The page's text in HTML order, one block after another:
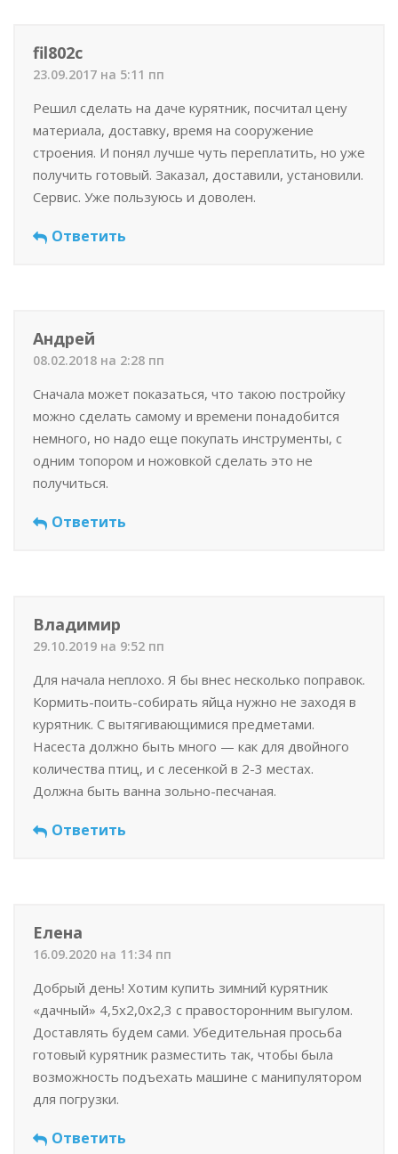
fil802c
23.09.2017 на 5:11 пп
Решил сделать на даче курятник, посчитал цену
материала, доставку, время на сооружение
строения. И понял лучше чуть переплатить, но уже
получить готовый. Заказал, доставили, установили.
Сервис. Уже пользуюсь и доволен.
Ответить
Андрей
08.02.2018 на 2:28 пп
Сначала может показаться, что такою постройку
можно сделать самому и времени понадобится
немного, но надо еще покупать инструменты, с
одним топором и ножовкой сделать это не
получиться.
Ответить
Владимир
29.10.2019 на 9:52 пп
Для начала неплохо. Я бы внес несколько поправок.
Кормить-поить-собирать яйца нужно не заходя в
курятник. С вытягивающимися предметами.
Насеста должно быть много — как для двойного
количества птиц, и с лесенкой в 2-3 местах.
Должна быть ванна зольно-песчаная.
Ответить
Елена
16.09.2020 на 11:34 пп
Добрый день! Хотим купить зимний курятник
«дачный» 4,5х2,0х2,3 с правосторонним выгулом.
Доставлять будем сами. Убедительная просьба
готовый курятник разместить так, чтобы была
возможность подъехать машине с манипулятором
для погрузки.
Ответить